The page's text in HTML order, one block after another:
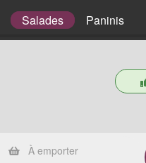
Salades Paninis
À emporter